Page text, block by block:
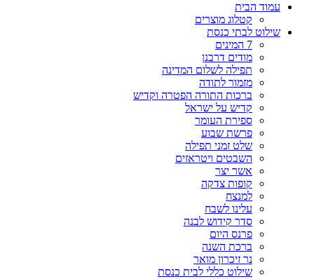
עמוד הבית
קטלוג מוצרים
שילוט לבתי כנסת
7 המינים
מודים דרבנן
תפילה לשלום המדינה
מזמור לתודה
ברכות התורה הפטרה וקדיש
קדיש על ישראל
ספירת העומר
פרשת שבוע
שלט זמני תפילה
השבטים ויטראזים
אשר יצר
קופות צדקה
למנצח
עלינו לשבח
סדר קידוש לבנה
פרנס היום
ברכת השנה
נר זיכרון מואר
שילוט כללי לבית כנסת